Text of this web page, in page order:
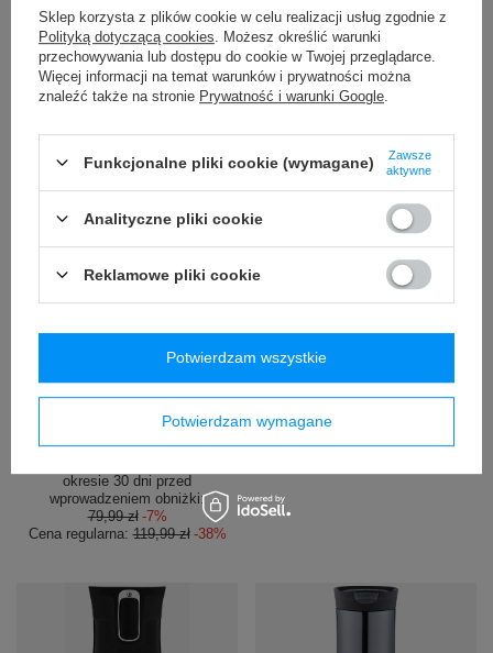
Najniższa cena produktu w
okresie 30 dni przed
wprowadzeniem obniżki:
149,99 zł -34%
-38%
Najniższa cena produktu w
okresie 30 dni przed
wprowadzeniem obniżki:
129,99 zł -23%
PROMOCJA
Contigo Huron 2.0 470ml -
Czarny
szt.
okresie 30 dni przed
wprowadzeniem obniżki:
79,99 zł -7%
Cena regularna:119,99 zł -38%
antykradzieżowa Pacsafe
Vibe 100 - Szara
339,99 zł
Sklep korzysta z plików cookie w celu realizacji usług zgodnie z
Polityką dotyczącą cookies . Możesz określić warunki
przechowywania lub dostępu do cookie w Twojej przeglądarce.
Więcej informacji na temat warunków i prywatności można
znaleźć także na stronie Prywatność i warunki Google
Funkcjonalne pliki cookie (wymagane)
Zawsze
aktywne
Analityczne pliki cookie
Reklamowe pliki cookie
Potwierdzam wymagane
Potwierdzam wszystkie